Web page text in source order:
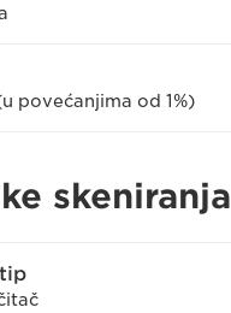
povećanjima od 1%)
skeniranja